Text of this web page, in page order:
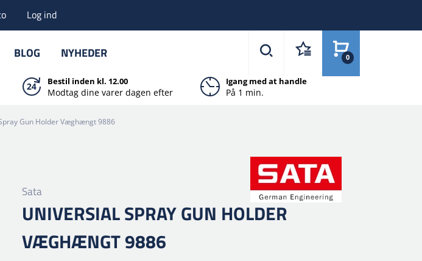
Log ind
BLOG NYHEDER 0
Bestil inden kl. 12.00
Modtag dine varer dagen efter
Igang med at handle
På 1 min.
Gun Holder Væghængt 9886
Sata
UNIVERSIAL SPRAY GUN HOLDER
VÆGHÆNGT 9886